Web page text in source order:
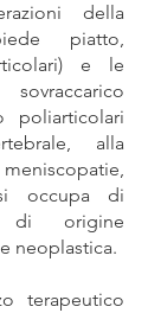
della
piatto,
e le
poliarticolari
alla
occupa di
di origine
neoplastica.
terapeutico